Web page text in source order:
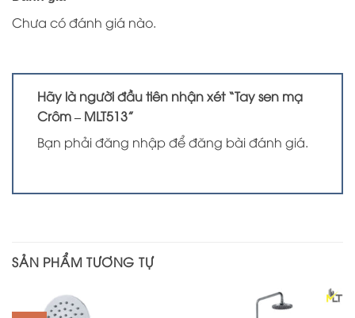
Chưa có đánh giá nào.
Hãy là người đầu tiên nhận xét “Tay sen mạ
Crôm – MLT513”
Bạn phảiđăng nhậpđể đăng bài đánh giá.
SẢN PHẨM TƯƠNG TỰ